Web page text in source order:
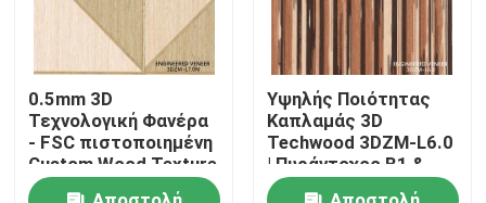
Προϊόντα
Σχετικά με εμάς
0.5mm 3D
Τεχνολογική Φανέρα
- FSC πιστοποιημένη
Custom Wood Texture
Φανέρα για
Υψηλής Ποιότητας
Καπλαμάς 3D
Techwood 3DZM-L6.0
| Πυράντοχος B1 &
Πιστοποιημένος FSC,